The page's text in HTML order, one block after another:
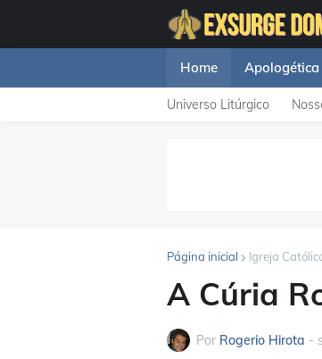
Home Apologética
Universo Litúrgico
Página inicial Igreja
A Cúria
Por Rogerio Hirota -